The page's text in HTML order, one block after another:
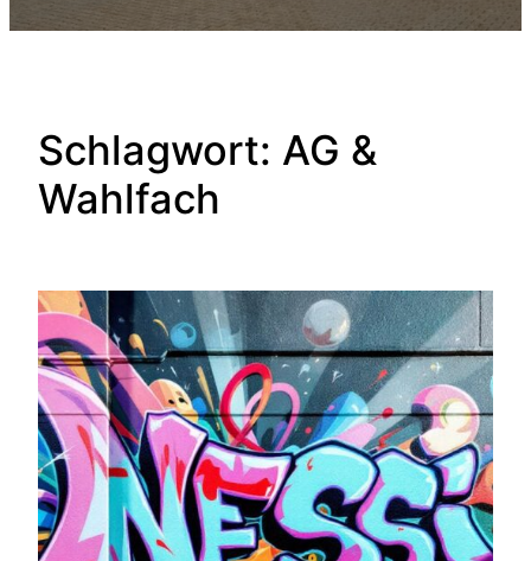
Schlagwort: AG &
Wahlfach